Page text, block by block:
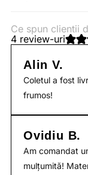
Ce spun clientii
4 review-uri
Alin V.
Coletul a fost
frumos!
Ovidiu B.
Am comandat
mulțumită!